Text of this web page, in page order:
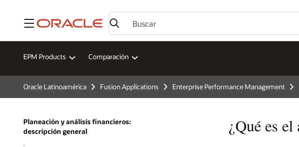
Menú
EPM Products Comparación
Oracle Latinoamérica Fusion Applications Enterprise Performance Management
Planeación y análisis financieros:
descripción general
¿Qué es